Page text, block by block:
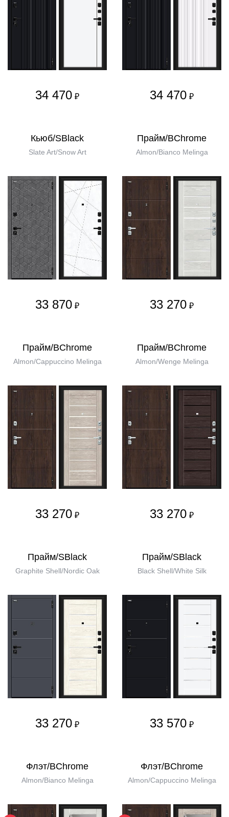
34 470 ₽ 34 470 ₽
Кьюб/SBlack
Slate Art/Snow Art
33 870 ₽
Прайм/BChrome
Almon/Bianco Melinga
33 270 ₽
Прайм/BChrome
Almon/Cappuccino Melinga
33 270 ₽
Прайм/BChrome
Almon/Wenge Melinga
33 270 ₽
Прайм/SBlack
Graphite Shell/Nordic Oak
33 270 ₽
Прайм/SBlack
Black Shell/White Silk
33 570 ₽
Флэт/BChrome
Almon/Bianco Melinga
Флэт/BChrome
Almon/Cappuccino Melinga